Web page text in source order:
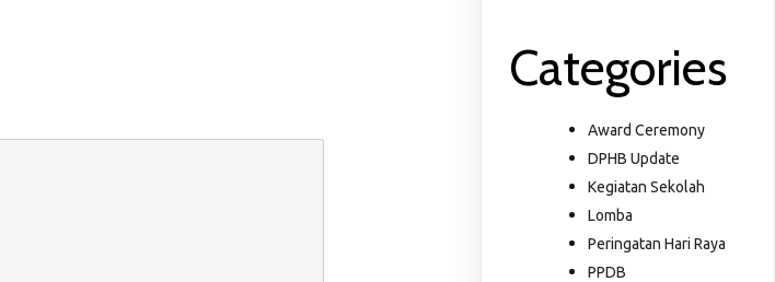
Categories
Award Ceremony
DPHB Update
Kegiatan Sekolah
Lomba
Peringatan Hari Raya
PPDB